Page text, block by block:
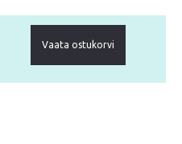
Vaata ostukorvi